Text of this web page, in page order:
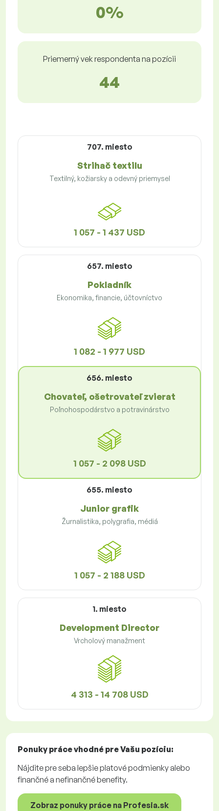
0%
Priemerný vek respondenta na pozícii
44
707. miesto
Strihač textilu
Textilný, kožiarsky a odevný priemysel
1 057 - 1 437 USD
657. miesto
Pokladník
Ekonomika, financie, účtovníctvo
1 082 - 1 977 USD
656. miesto
Chovateľ, ošetrovateľ zvierat
Poľnohospodárstvo a potravinárstvo
1 057 - 2 098 USD
655. miesto
Junior grafik
Žurnalistika, polygrafia, médiá
1 057 - 2 188 USD
1. miesto
Development Director
Vrcholový manažment
4 313 - 14 708 USD
Ponuky prácevhodné pre Vašu pozíciu:
Nájdite pre seba lepšie platové podmienky alebo
finančné a nefinančné benefity.
Zobraz ponuky práce na Profesia.sk